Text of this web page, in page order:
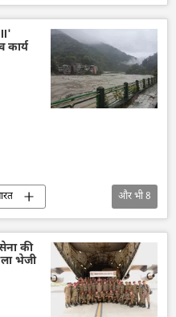
तकनीक
दिल्ली
मौत
और भी8
की
भेजी